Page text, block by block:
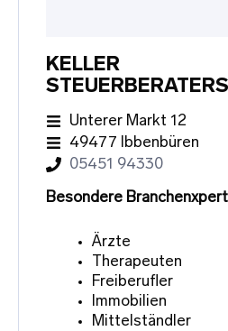
KELLER
Unterer Markt 12
49477 Ibbenbüren
05451 94330
Besondere
Ärzte
Therapeuten
Freiberufler
Immobilien
Mittelständler